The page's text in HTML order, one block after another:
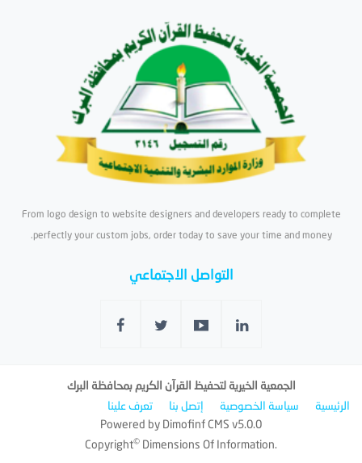
From logo design to website designers and developers ready to complete
perfectly your custom jobs, order today to save your time and money.
التواصل الاجتماعي
الجمعية الخيرية لتحفيظ القرآن الكريم بمحافظة البرك
الرئيسية
سياسة الخصوصية إتصل بنا
تعرف علينا
Powered by Dimofinf CMS v5.0.0
Copyright© Dimensions Of Information.